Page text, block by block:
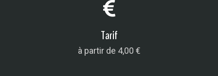
Tarif
à partir de 4,00 €